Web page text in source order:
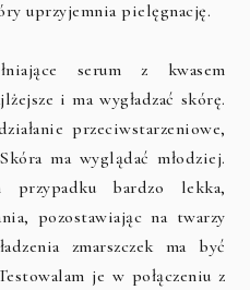
uprzyjemnia pielęgnację.
serum z kwasem
i ma wygładzać skórę.
przeciwstarzeniowe,
ma wyglądać młodziej.
bardzo lekka,
pozostawiając na twarzy
zmarszczek ma być
je w połączeniu z